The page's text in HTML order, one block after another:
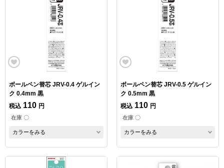
ボールペン替芯 JRV-0.4 ゲルイン
ク 0.4mm 黒
税込 110 円
在庫 〇
カラーをみる
ボールペン替芯 JRV-0.5 ゲルイン
ク 0.5mm 黒
税込 110 円
在庫 〇
カラーをみる